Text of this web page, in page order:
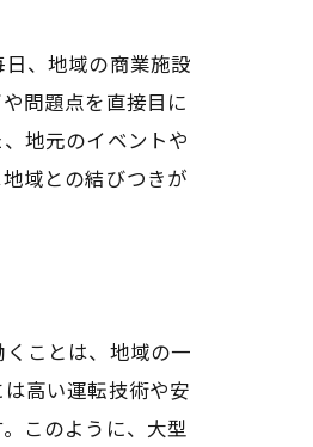
、地域の商業施設
問題点を直接目に
地元のイベントや
域との結びつきが
ことは、地域の一
高い運転技術や安
このように、大型